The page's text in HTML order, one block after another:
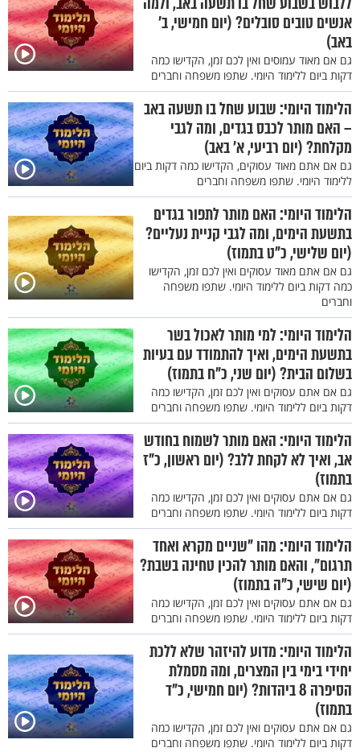
אנשים טובים סובלים? (יום חמישי, ב'
באב)
גם אם מאוד עמוסים ואין לכם זמן, הקדישו כמה
דקות ביום ללימוד היומי. שתפו משפחה וחברים
הלימוד היומי: שבוע שחל בו תשעה באב
– האם מותר לכבס בגדים, ומה לגבי
מקלחת? (יום רביעי, א' באב)
גם אם אתם מאוד עסוקים, הקדישו כמה דקות ביום
ללימוד היומי. שתפו משפחה וחברים
הלימוד היומי: האם מותר לתפור בגדים
בתשעת הימים, ומה לגבי קניית נעליים?
(יום שלישי, כ"ט בתמוז)
גם אם אתם מאוד עסוקים ואין לכם זמן, הקדישו
כמה דקות ביום ללימוד היומי. שתפו משפחה
וחברים
הלימוד היומי: למי מותר לאכול בשר
בתשעת הימים, ואיך להתמודד עם בעיות
בשלום הבית? (יום שני, כ"ח בתמוז)
גם אם אתם עסוקים ואין לכם זמן, הקדישו כמה
דקות ביום ללימוד היומי. שתפו משפחה וחברים
הלימוד היומי: האם מותר לשמוח בחודש
אב, ואיך לא לקחת ללב? (יום ראשון, כ"ז
בתמוז)
גם אם אתם עסוקים ואין לכם זמן, הקדישו כמה
דקות ביום ללימוד היומי. שתפו משפחה וחברים
הלימוד היומי: מהו "שניים מקרא ואחד
תרגום", והאם מותר להכין טחינה בשבת?
(יום שישי, כ"ה בתמוז)
גם אם אתם עסוקים ואין לכם זמן, הקדישו כמה
דקות ביום ללימוד היומי. שתפו משפחה וחברים
הלימוד היומי: מדוע להיזהר שלא ללכת
יחידי בימי בין המצרים, ומה מסמלת
הסיפרה 8 ביהדות? (יום חמישי, כ"ד
בתמוז)
גם אם אתם עסוקים ואין לכם זמן, הקדישו כמה
דקות ביום ללימוד היומי. שתפו משפחה וחברים